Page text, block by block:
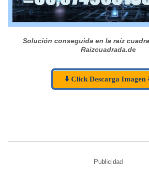
Solución conseguida en la raíz
Raizcuadrada.de
⬇️ Click Descarga Imagen
Publicidad